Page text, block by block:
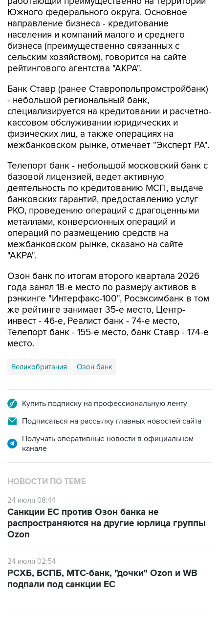
Южного федерального округа. Основное
направление бизнеса - кредитование
населения и компаний малого и среднего
бизнеса (преимущественно связанных с
сельским хозяйством), говорится на сайте
рейтингового агентства "АКРА".
Банк Ставр (ранее Ставропольпромстройбанк)
- небольшой региональный банк,
специализируется на кредитовании и расчетно-
кассовом обслуживании юридических и
физических лиц, а также операциях на
межбанковском рынке, отмечает "Эксперт РА".
Телепорт банк - небольшой московский банк с
базовой лицензией, ведет активную
деятельность по кредитованию МСП, выдаче
банковских гарантий, предоставлению услуг
РКО, проведению операций с драгоценными
металлами, конверсионных операций и
операций по размещению средств на
межбанковском рынке, сказано на сайте
"АКРА".
Озон банк по итогам второго квартала 2026
года занял 18-е место по размеру активов в
рэнкинге "Интерфакс-100", Росэксимбанк в том
же рейтинге занимает 35-е место, Центр-
инвест - 46-е, Реалист банк - 74-е место,
Телепорт банк - 155-е место, банк Ставр - 174-е
место.
Великобритания Озон банк
Купить подписку на профессиональную ленту
Подписаться на рассылку главных новостей сайта
Получать оперативные новости в официальном
канале
НОВОСТИ ПО ТЕМЕ
24 июля 08:44
Санкции ЕС против Озон банка не
распространяются на другие юрлица группы
Ozon
24 июля 02:54
РСХБ, БСПБ, МТС-банк, "дочки" Ozon и WB
подпали под санкции ЕС